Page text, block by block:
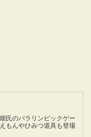
氏のパラリンピックゲー
もんやひみつ道具も登場